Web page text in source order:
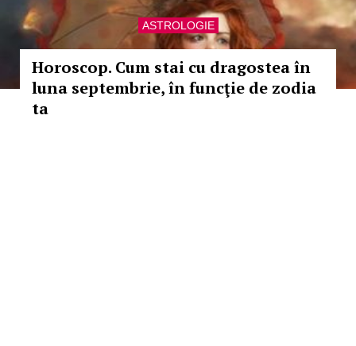
ASTROLOGIE
Horoscop. Cum stai cu dragostea în
luna septembrie, în funcţie de zodia
ta